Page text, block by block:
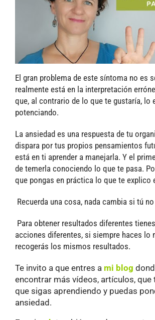
El gran problema de este síntoma no es
realmente está en la interpretación
que, al contrario de lo que te gustaría, lo
potenciando.
La ansiedad es una respuesta de tu
dispara por tus propios pensamientos
está en ti aprender a manejarla. Y el
de temerla conociendo lo que te pasa.
que pongas en práctica lo que te explico
Recuerda una cosa, nada cambia si tú
Para obtener resultados diferentes
acciones diferentes, si siempre haces lo
recogerás los mismos resultados.
Te invito a que entres a mi blog
encontrar más vídeos, artículos, que
que sigas aprendiendo y puedas
ansiedad.